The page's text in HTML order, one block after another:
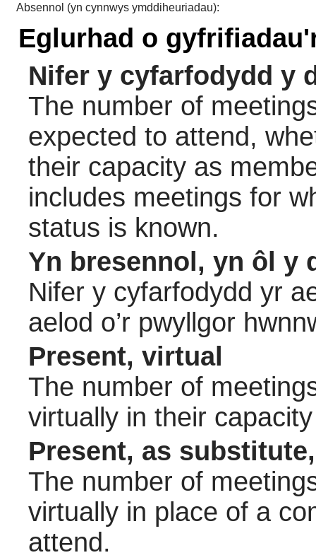
Absennol (yn cynnwys ymddiheuriadau):
Eglurhad o
Nifer y cyfarfodydd y
The number of
expected to attend,
their capacity as
includes meetings for
status is known.
Yn bresennol, yn ôl y
Nifer y cyfarfodydd yr
aelod o’r pwyllgor
Present, virtual
The number of
virtually in their
Present, as
The number of
virtually in place of a
attend.